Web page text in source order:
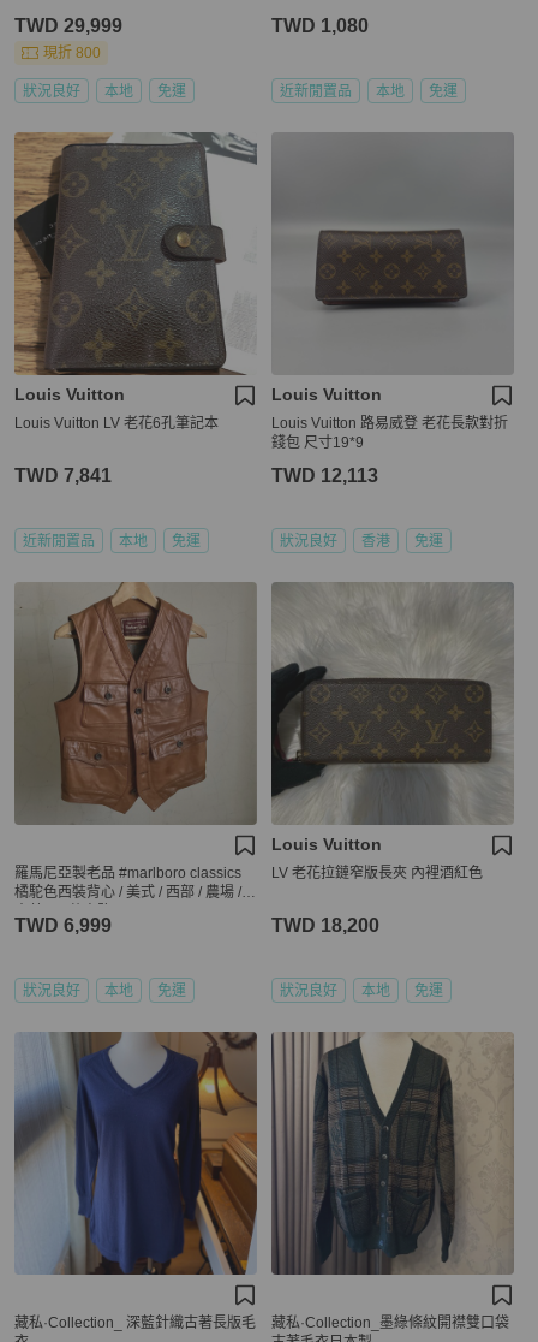
TWD 29,999
現折 800
狀況良好 本地 免運
TWD 1,080
近新閒置品 本地 免運
Louis Vuitton
Louis Vuitton LV 老花6孔筆記本
TWD 7,841
近新閒置品 本地 免運
Louis Vuitton
Louis Vuitton 路易威登 老花長款對折
錢包 尺寸19*9
TWD 12,113
狀況良好 香港 免運
羅馬尼亞製老品 #marlboro classics
橘駝色西裝背心 / 美式 / 西部 / 農場 /
TWD 6,999
狀況良好 本地 免運
Louis Vuitton
LV 老花拉鏈窄版長夾 內裡酒紅色
TWD 18,200
狀況良好 本地 免運
藏私·Collection_ 深藍針織古著長版毛
藏私·Collection_墨綠條紋開襟雙口袋